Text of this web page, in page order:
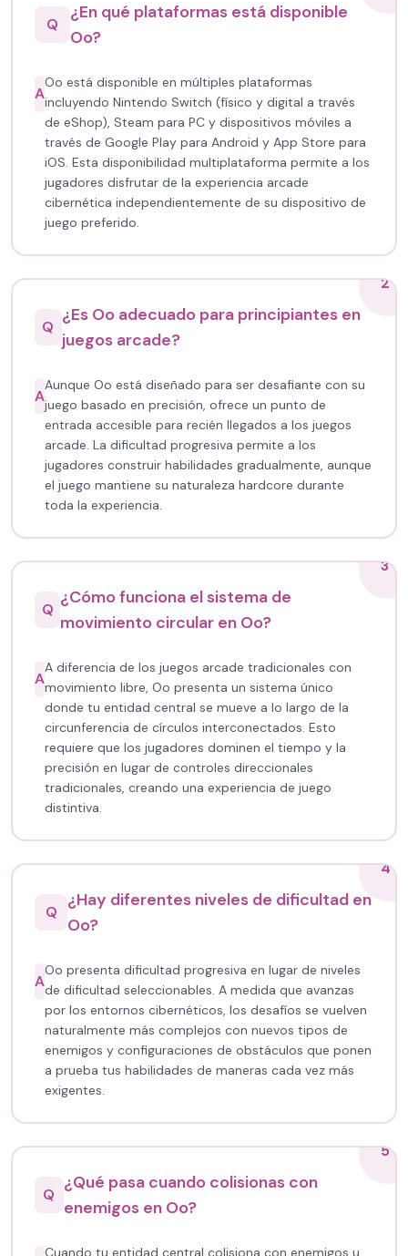
Q
¿En qué plataformas está disponible
Oo?
A
Oo está disponible en múltiples plataformas
incluyendo Nintendo Switch (físico y digital a través
de eShop), Steam para PC y dispositivos móviles a
través de Google Play para Android y App Store para
iOS. Esta disponibilidad multiplataforma permite a los
jugadores disfrutar de la experiencia arcade
cibernética independientemente de su dispositivo de
juego preferido.
2
Q
¿Es Oo adecuado para principiantes en
juegos arcade?
A
Aunque Oo está diseñado para ser desafiante con su
juego basado en precisión, ofrece un punto de
entrada accesible para recién llegados a los juegos
arcade. La dificultad progresiva permite a los
jugadores construir habilidades gradualmente, aunque
el juego mantiene su naturaleza hardcore durante
toda la experiencia.
3
Q
¿Cómo funciona el sistema de
movimiento circular en Oo?
A
A diferencia de los juegos arcade tradicionales con
movimiento libre, Oo presenta un sistema único
donde tu entidad central se mueve a lo largo de la
circunferencia de círculos interconectados. Esto
requiere que los jugadores dominen el tiempo y la
precisión en lugar de controles direccionales
tradicionales, creando una experiencia de juego
distintiva.
4
Q
¿Hay diferentes niveles de dificultad en
Oo?
A
Oo presenta dificultad progresiva en lugar de niveles
de dificultad seleccionables. A medida que avanzas
por los entornos cibernéticos, los desafíos se vuelven
naturalmente más complejos con nuevos tipos de
enemigos y configuraciones de obstáculos que ponen
a prueba tus habilidades de maneras cada vez más
exigentes.
5
Q
¿Qué pasa cuando colisionas con
enemigos en Oo?
Cuando tu entidad central colisiona con enemigos u